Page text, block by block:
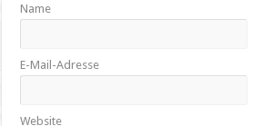
Name
E-Mail-Adresse
Website